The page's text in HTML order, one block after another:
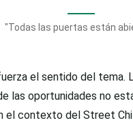
"Todas las puertas están
el sentido del tema.
las oportunidades no
el contexto del Street